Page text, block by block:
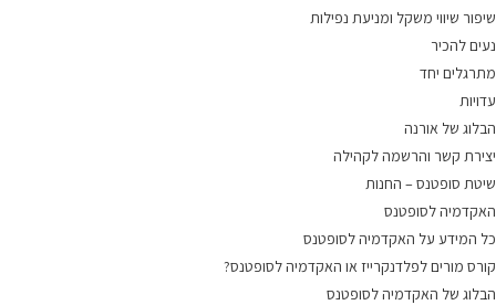
שיפור שיווי משקל ומניעת נפילות
נעים להכיר
מתרגלים יחד
עדויות
הבלוג של אורנה
יצירת קשר והרשמה לקהילה
שיטת סופטנס – החנות
האקדמיה לסופטנס
כל המידע על האקדמיה לסופטנס
קורס מורים לפלדנקרייז או האקדמיה לסופטנס?
הבלוג של האקדמיה לסופטנס